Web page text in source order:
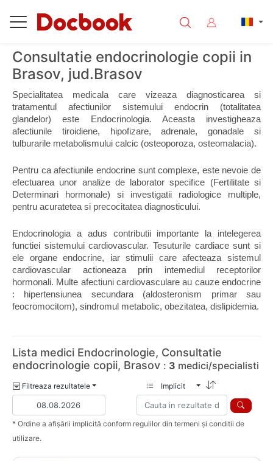
Consultatie endocrinologie copii in
Brasov, jud.Brasov
Specialitatea medicala care vizeaza diagnosticarea si
tratamentul afectiunilor sistemului endocrin (totalitatea
glandelor) este Endocrinologia. Aceasta investigheaza
afectiunile tiroidiene, hipofizare, adrenale, gonadale si
tulburarile metabolismului calcic (osteoporoza, osteomalacia).
Pentru ca afectiunile endocrine sunt complexe, este nevoie de
efectuarea unor analize de laborator specifice (Fertilitate si
Determinari hormonale) si investigatii radiologice multiple,
pentru acuratetea si precocitatea diagnosticului.
Endocrinologia a adus contributii importante la intelegerea
functiei sistemului cardiovascular. Tesuturile cardiace sunt si
ele organe endocrine, iar stimulii care afecteaza sistemul
cardiovascular actioneaza prin intemediul receptorilor
hormonali. Multe afectiuni cardiovasculare au cauze endocrine
: hipertensiunea secundara (aldosteronism primar sau
feocromocitom), sindromul metabolic, obezitatea, dislipidemia.
Lista medici Endocrinologie, Consultatie
endocrinologie copii, Brasov : 3 medici/specialisti
Filtreaza rezultatele Implicit
* Ordine a afișării implicită conform regulilor din termeni și conditii de
utilizare.